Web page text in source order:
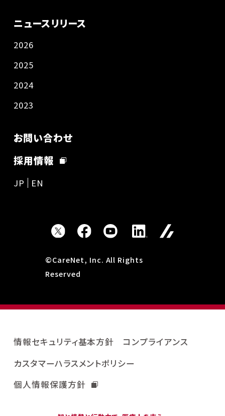
ニュースリリース
2026
2025
2024
2023
お問い合わせ
採用情報
JP EN
©CareNet, Inc. All Rights
Reserved
情報セキュリティ基本方針
コンプライアンス
カスタマーハラスメントポリシー
個人情報保護方針